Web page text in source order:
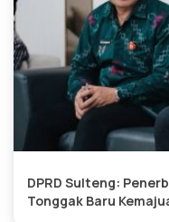
DPRD Sulteng:
Tonggak Baru